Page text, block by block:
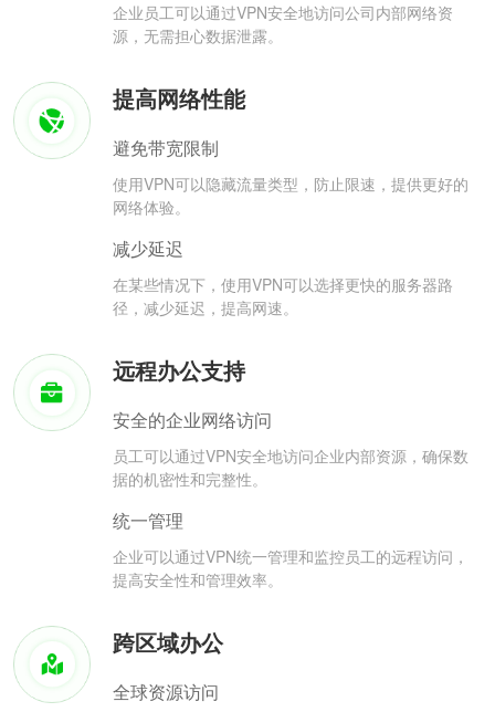
企业员工可以通过VPN安全地访问公司内部网络资
源，无需担心数据泄露。
提高网络性能
避免带宽限制
使用VPN可以隐藏流量类型，防止限速，提供更好的
网络体验。
减少延迟
在某些情况下，使用VPN可以选择更快的服务器路
径，减少延迟，提高网速。
远程办公支持
安全的企业网络访问
员工可以通过VPN安全地访问企业内部资源，确保数
据的机密性和完整性。
统一管理
企业可以通过VPN统一管理和监控员工的远程访问，
提高安全性和管理效率。
跨区域办公
全球资源访问